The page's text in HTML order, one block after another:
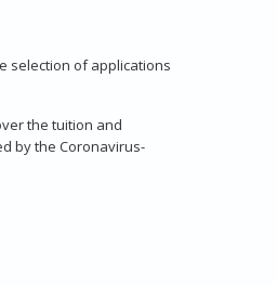
selection of applications
the tuition and
by the Coronavirus-